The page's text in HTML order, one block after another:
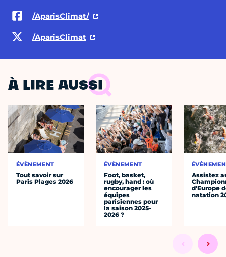
/AparisClimat/
/AparisClimat
À LIRE AUSSI
ÉVÈNEMENT
Tout savoir sur
Paris Plages 2026
ÉVÈNEMENT
Foot, basket,
rugby, hand : où
encourager les
équipes
parisiennes pour
la saison 2025-
2026 ?
Assistez
d'Europe
natation